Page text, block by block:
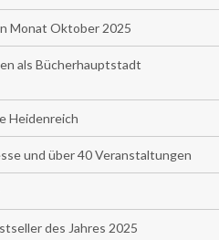
Monat Oktober 2025
als Bücherhauptstadt
Heidenreich
und über 40 Veranstaltungen
des Jahres 2025